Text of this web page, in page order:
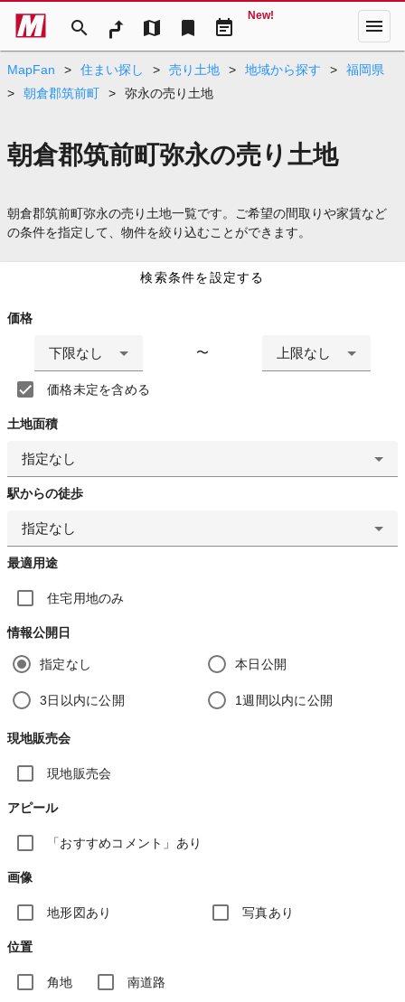
search map bookmark event_note
New! menu
MapFan > 住まい探し > 売り土地 > 地域から探す >
福岡県
>
朝倉郡筑前町 > 弥永の売り土地
朝倉郡筑前町弥永の売り土地
朝倉郡筑前町弥永の売り土地一覧です。ご希望の間取りや家賃など
の条件を指定して、物件を絞り込むことができます。
検索条件を設定する
価格
下限なし 〜 上限なし
価格未定を含める
土地面積
指定なし
駅からの徒歩
指定なし
最適用途
住宅用地のみ
情報公開日
指定なし 本日公開
3日以内に公開 1週間以内に公開
現地販売会
現地販売会
アピール
「おすすめコメント」あり
画像
地形図あり 写真あり
位置
角地 南道路